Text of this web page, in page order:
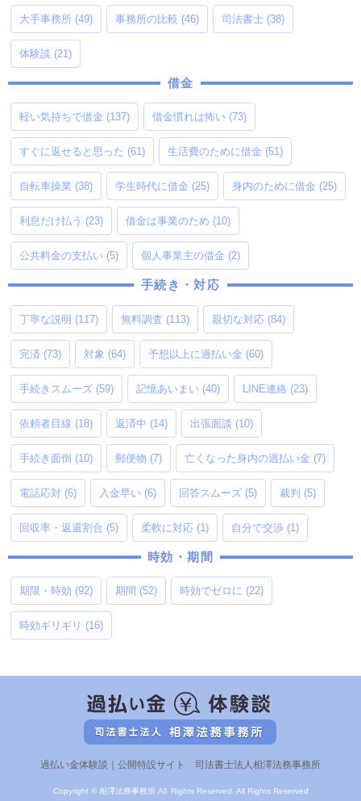
大手事務所 (49) 事務所の比較 (46) 司法書士 (38)
体験談 (21)
借金
軽い気持ちで借金 (137) 借金慣れは怖い (73)
すぐに返せると思った (61) 生活費のために借金 (51)
自転車操業 (38) 学生時代に借金 (25) 身内のために借金 (25)
利息だけ払う (23) 借金は事業のため (10)
公共料金の支払い (5) 個人事業主の借金 (2)
手続き・対応
丁寧な説明 (117) 無料調査 (113) 親切な対応 (84)
完済 (73) 対象 (64) 予想以上に過払い金 (60)
手続きスムーズ (59) 記憶あいまい (40) LINE連絡 (23)
依頼者目線 (18) 返済中 (14) 出張面談 (10)
手続き面倒 (10) 郵便物 (7) 亡くなった身内の過払い金 (7)
電話応対 (6) 入金早い (6) 回答スムーズ (5) 裁判 (5)
回収率・返還割合 (5) 柔軟に対応 (1) 自分で交渉 (1)
時効・期間
期限・時効 (92) 期間 (52) 時効でゼロに (22)
時効ギリギリ (16)
過払い金体験談｜公開特設サイト 司法書士法人相澤法務事務所
Copyright © 相澤法務事務所 All Rights Reserved. All Rights Reserved